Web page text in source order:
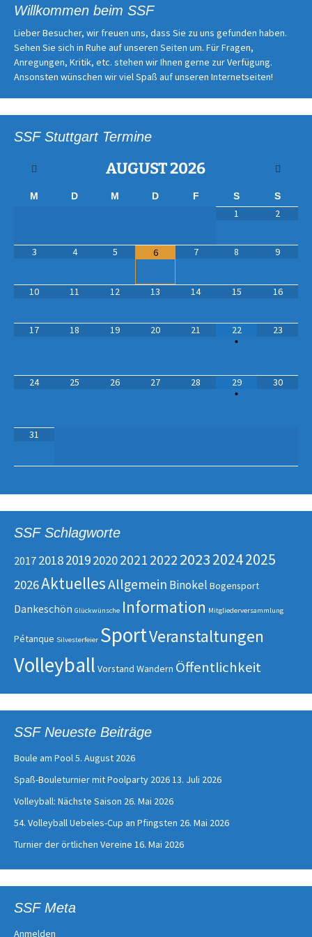
Willkommen beim SSF
Lieber Besucher, wir freuen uns, dass Sie zu uns gefunden haben.
Sehen Sie sich in Ruhe auf unseren Seiten um. Für Fragen,
Anregungen, Kritik, etc. stehen wir Ihnen gerne zur Verfügung.
Ansonsten wünschen wir viel Spaß auf unseren Internetseiten!
SSF Stuttgart Termine
AUGUST2026
M D M D F S S
1 2
3 4 5 6 7 8 9
10 11 12 13 14 15 16
17 18 19 20 21 22
•
23
24 25 26 27 28 29
•
30
31
SSF Schlagworte
2017 2018201920202021 2022202320242025
2026AktuellesAllgemein Binokel Bogensport
Dankeschön Glückwünsche Information Mitgliederversammlung
Pétanque Silvesterfeier SportVeranstaltungen
Volleyball Vorstand Wandern Öffentlichkeit
SSF Neueste Beiträge
Boule am Pool5. August 2026
Spaß-Bouleturnier mit Poolparty 202613. Juli 2026
Volleyball: Nächste Saison 26. Mai 2026
54. Volleyball Uebeles-Cup an Pfingsten 26. Mai 2026
Turnier der örtlichen Vereine 16. Mai 2026
SSF Meta
Anmelden